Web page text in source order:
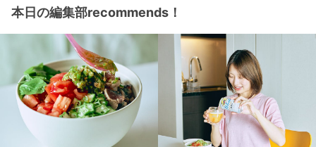
本日の編集部recommends！